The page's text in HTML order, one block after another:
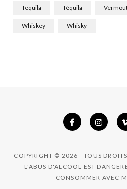
Tequila Téquila
Whiskey Whisky
COPYRIGHT © 2026 - TOUS DROITS
L'ABUS D'ALCOOL EST
CONSOMMER AVEC